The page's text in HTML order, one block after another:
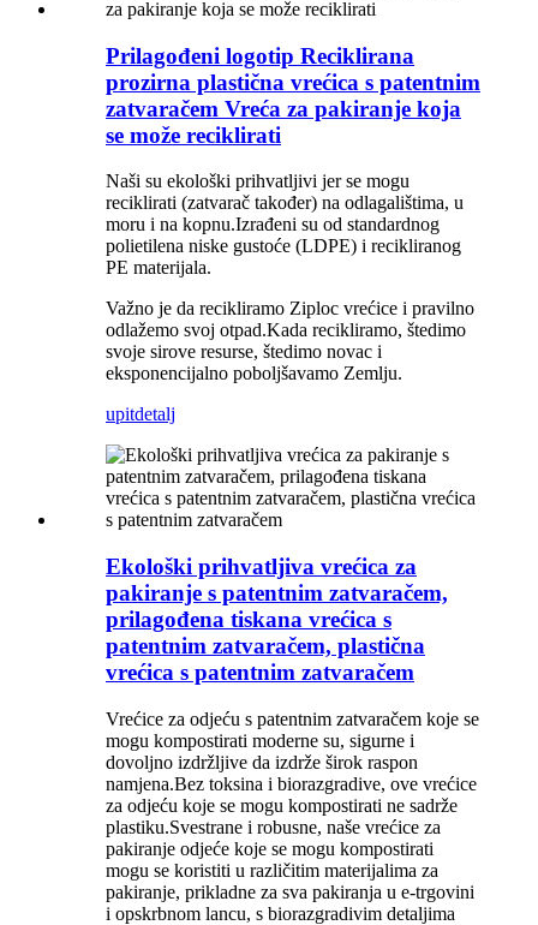
Prilagođeni logotip Reciklirana
prozirna plastična vrećica s patentnim
zatvaračem Vreća za pakiranje koja
se može reciklirati
Naši su ekološki prihvatljivi jer se mogu
reciklirati (zatvarač također) na odlagalištima, u
moru i na kopnu.Izrađeni su od standardnog
polietilena niske gustoće (LDPE) i recikliranog
PE materijala.
Važno je da recikliramo Ziploc vrećice i pravilno
odlažemo svoj otpad.Kada recikliramo, štedimo
svoje sirove resurse, štedimo novac i
eksponencijalno poboljšavamo Zemlju.
upitdetalj
Ekološki prihvatljiva vrećica za
pakiranje s patentnim zatvaračem,
prilagođena tiskana vrećica s
patentnim zatvaračem, plastična
vrećica s patentnim zatvaračem
Vrećice za odjeću s patentnim zatvaračem koje se
mogu kompostirati moderne su, sigurne i
dovoljno izdržljive da izdrže širok raspon
namjena.Bez toksina i biorazgradive, ove vrećice
za odjeću koje se mogu kompostirati ne sadrže
plastiku.Svestrane i robusne, naše vrećice za
pakiranje odjeće koje se mogu kompostirati
mogu se koristiti u različitim materijalima za
pakiranje, prikladne za sva pakiranja u e-trgovini
i opskrbnom lancu, s biorazgradivim detaljima